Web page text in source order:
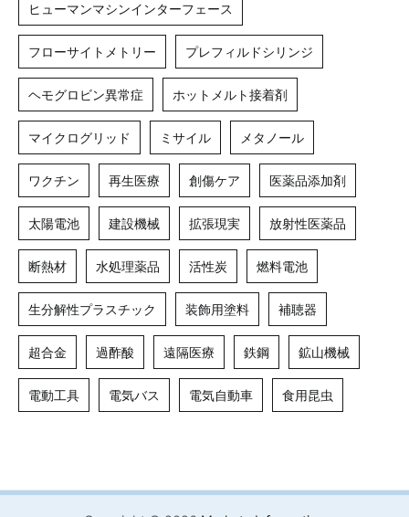
ヒューマンマシンインターフェース
フローサイトメトリー プレフィルドシリンジ
ヘモグロビン異常症 ホットメルト接着剤
マイクログリッド ミサイル メタノール
ワクチン 再生医療 創傷ケア 医薬品添加剤
太陽電池 建設機械 拡張現実 放射性医薬品
断熱材 水処理薬品 活性炭 燃料電池
生分解性プラスチック 装飾用塗料 補聴器
超合金 過酢酸 遠隔医療 鉄鋼 鉱山機械
電動工具 電気バス 電気自動車 食用昆虫